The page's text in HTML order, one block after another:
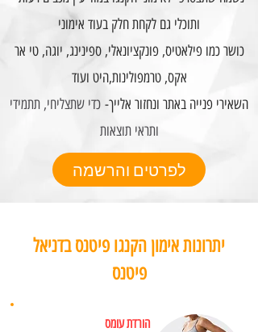
ותוכלי גם לקחת חלק בעוד אימוני
כושר כמו פילאטיס, פונקציונאלי, ספינינג, יוגה, טי אר
אקס, טרמפולינות,היט ועוד
השאירי פנייה באתר ונחזור אלייך- כדי שתצליחי, תתמידי
ותראי תוצאות
לפרטים והרשמה
יתרונות אימון הקנגו פיטנס בדניאל
פיטנס
הורדת עומס